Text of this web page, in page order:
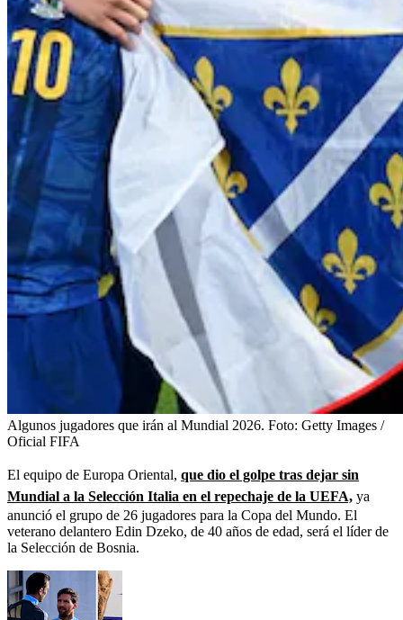
Algunos jugadores que irán al Mundial 2026. Foto: Getty Images /
Oficial FIFA
El equipo de Europa Oriental, que dio el golpe tras dejar sin
Mundial a la Selección Italia en el repechaje de la UEFA, ya
anunció el grupo de 26 jugadores para la Copa del Mundo. El
veterano delantero Edin Dzeko, de 40 años de edad, será el líder de
la Selección de Bosnia.